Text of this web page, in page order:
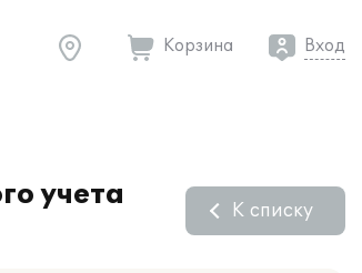
Корзина Вход
учета
К списку